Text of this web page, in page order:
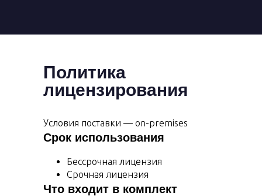
Условия поставки — on-premises
Срок использования
Бессрочная лицензия
Срочная лицензия
Что входит в комплект
Политика
лицензирования